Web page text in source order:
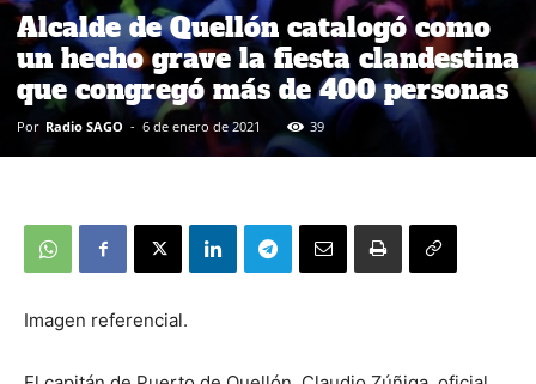
Alcalde de Quellón catalogó como
un hecho grave la fiesta clandestina
que congregó más de 400 personas
Por Radio SAGO - 6 de enero de 2021 39
Imagen referencial.